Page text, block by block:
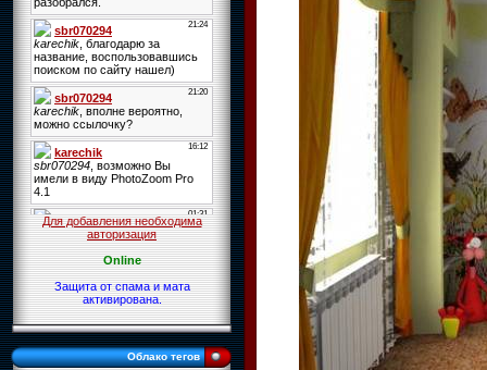
Для добавления необходима
авторизация
Online
Защита от спама и мата
активирована.
Облако тегов